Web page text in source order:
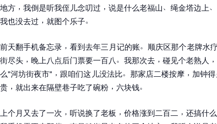
地方 ， 我倒是听我侄儿念叨过 ， 说是什么老福山、 绳金塔边上、
我也没去过 ， 就图个乐子。
前天翻手机备忘录 ， 看到去年三月记的账。 顺庆区那个老牌水
街尽头 ， 晚上八点后门票要一百八。 我那次去 ， 碰见个老熟人 ，
么"河坊街夜市" ， 跟咱们这儿没法比。 那家店二楼按摩 ， 加钟
贵 ， 就出来在隔壁巷子吃了碗粉 ， 六块钱。
上个月又去了一次 ， 听说换了老板 ， 价格涨到二百二 ， 还搞什